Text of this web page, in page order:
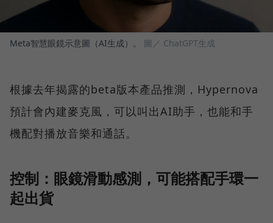
Meta智慧眼鏡示意圖（AI生成）。 圖／ ChatGPT生成
根據去年揭露的beta版本產品推測，Hypernova
預計會內建麥克風，可以叫出AI助手，也能和手
機配對播放音樂和通話。
控制：眼鏡滑動感測，可能搭配手環一
起出貨